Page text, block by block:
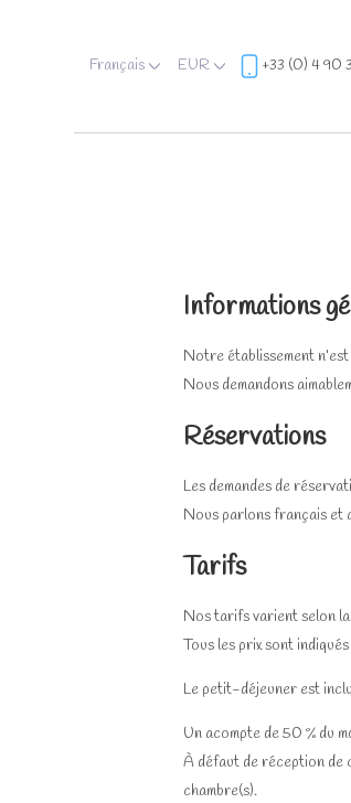
Français EUR +33 (0) 4 90
Informations
Notre établissement
Nous demandons
Réservations
Les demandes de
Nous parlons français et
Tarifs
Nos tarifs varient selon la
Tous les prix sont
Le petit-déjeuner est
Un acompte de 50 % du
À défaut de réception de
chambre(s).